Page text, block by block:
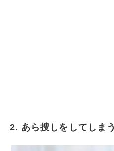
2. あら捜しをしてしまう